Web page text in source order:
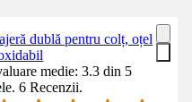
dublă pentru colț, oțel
medie: 3.3 din 5
6 Recenzii.